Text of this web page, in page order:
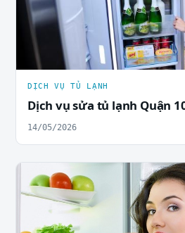
DỊCH VỤ TỦ LẠNH
Dịch vụ sửa tủ lạnh Quận
14/05/2026